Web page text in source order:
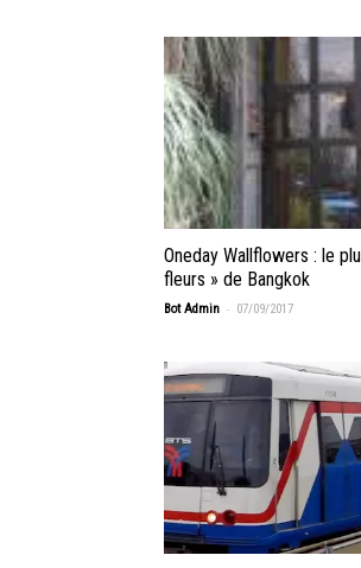
Oneday Wallflowers : le
fleurs » de Bangkok
Bot Admin - 07/09/2017